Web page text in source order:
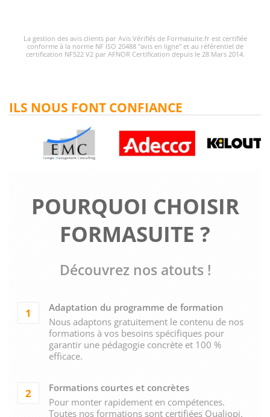
La gestion des avis clients par Avis Vérifiés de Formasuite.fr est certifiée
conforme à la norme NF ISO 20488 "avis en ligne" et au référentiel de
certification NF522 V2 par AFNOR Certification depuis le 28 Mars 2014.
POURQUOI CHOISIR
FORMASUITE ?
Découvrez nos atouts !
1
Adaptation du programme de formation
Nous adaptons gratuitement le contenu de nos
formations à vos besoins spécifiques pour
garantir une pédagogie concrète et 100 %
efficace.
2
Formations courtes et concrètes
Pour monter rapidement en compétences.
Toutes nos formations sont certifiées Qualiopi.
ILS NOUS FONT CONFIANCE